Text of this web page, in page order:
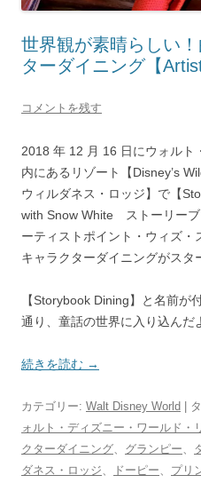
世界観が素晴らしい
ターダイニング【
コメントを残す
2018 年 12 月 16 日にウォルト
内にあるリゾート【Disney’s
ウィルダネス・ロッジ】で【
with Snow White ストーリー
ーティストポイント・ウィズ
キャラクターダイニングがスタ
【Storybook Dining】と名前が
通り、童話の世界に入り込んだ
続きを読む →
カテゴリー: Walt Disney World |
ォルト・ディズニー・ワールド・
クターダイニング
グランピー
ダネス・ロッジ
ドーピー プリ